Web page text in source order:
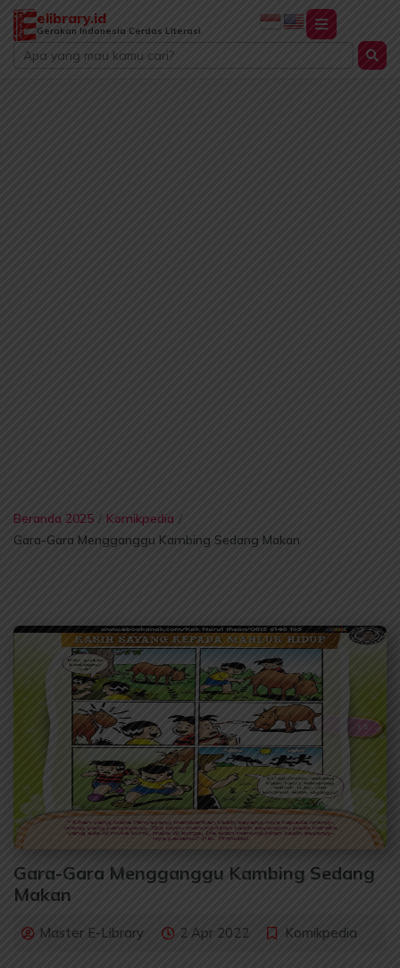
Lewati
konten
elibrary.id
Gerakan Indonesia Cerdas Literasi
Search
...
Beranda 2025 / Komikpedia /
Gara-Gara Mengganggu Kambing Sedang Makan
Gara-Gara Mengganggu Kambing Sedang
Makan
Master E-Library 2 Apr 2022 Komikpedia